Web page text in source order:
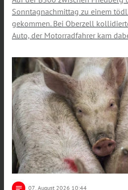
Sonntagnachmittag zu einem
gekommen. Bei Oberzell
Auto, der Motorradfahrer kam
notes 07. August 2026 10:44